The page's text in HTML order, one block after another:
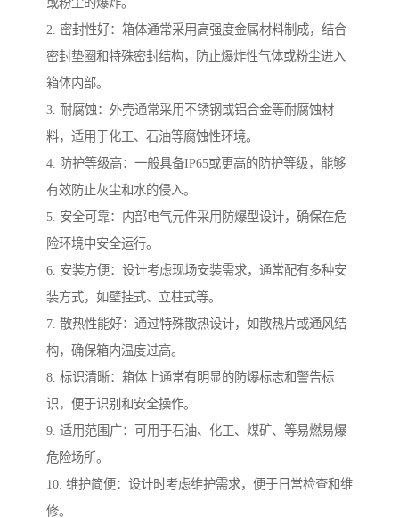
或粉尘的爆炸。
2. 密封性好：箱体通常采用高强度金属材料制成，结合
密封垫圈和特殊密封结构，防止爆炸性气体或粉尘进入
箱体内部。
3. 耐腐蚀：外壳通常采用不锈钢或铝合金等耐腐蚀材
料，适用于化工、石油等腐蚀性环境。
4. 防护等级高：一般具备IP65或更高的防护等级，能够
有效防止灰尘和水的侵入。
5. 安全可靠：内部电气元件采用防爆型设计，确保在危
险环境中安全运行。
6. 安装方便：设计考虑现场安装需求，通常配有多种安
装方式，如壁挂式、立柱式等。
7. 散热性能好：通过特殊散热设计，如散热片或通风结
构，确保箱内温度过高。
8. 标识清晰：箱体上通常有明显的防爆标志和警告标
识，便于识别和安全操作。
9. 适用范围广：可用于石油、化工、煤矿、等易燃易爆
危险场所。
10. 维护简便：设计时考虑维护需求，便于日常检查和维
修。